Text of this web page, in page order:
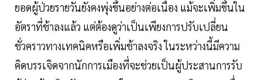
ยอดผู้ป่วยรายวันยังคงพุ่งขึ้นอย่างต่อเนื่อง แม้จะเพิ่มขึ้นใน
อัตราที่ช้าลงแล้ว แต่ต้องดูว่าเป็นเพียงการปรับเปลี่ยน
ชั่วคราวทางเทคนิคหรือเพิ่มช้าลงจริง ในระหว่างนี้มีความ
คิดบรรเจิดจากนักการเมืองที่จะช่วยเป็นผู้ประสานการรับ